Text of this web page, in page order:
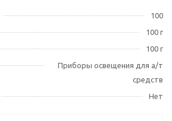
100
100 г
100 г
Приборы освещения для а/т
средств
Нет